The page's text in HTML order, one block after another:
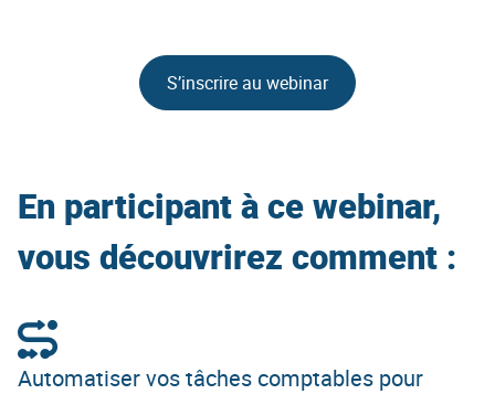
S’inscrire au webinar
En participant à ce webinar,
vous découvrirez comment :
Automatiser vos tâches comptables pour